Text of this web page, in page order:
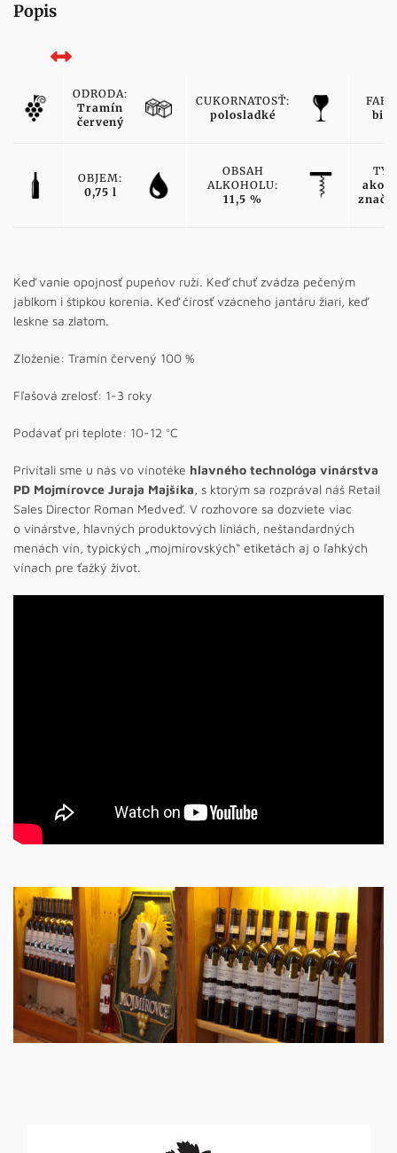
Popis
ODRODA:
Tramín
červený
CUKORNATOSŤ:
polosladké
OBJEM:
0,75 l
OBSAH
ALKOHOLU:
11,5 %
Keď vanie opojnosť pupeňov ruží. Keď chuť zvádza pečeným
jablkom i štipkou korenia. Keď čírosť vzácneho jantáru žiari, keď
leskne sa zlatom.
Zloženie: Tramín červený 100 %
Fľašová zrelosť: 1-3 roky
Podávať pri teplote: 10-12 °C
Privítali sme u nás vo vínotéke hlavného technológa vinárstva
PD Mojmírovce Juraja Majšíka, s ktorým sa rozprával náš Retail
Sales Director Roman Medveď. V rozhovore sa dozviete viac
o vinárstve, hlavných produktových líniách, neštandardných
menách vín, typických „mojmírovských“ etiketách aj o ľahkých
vínach pre ťažký život.